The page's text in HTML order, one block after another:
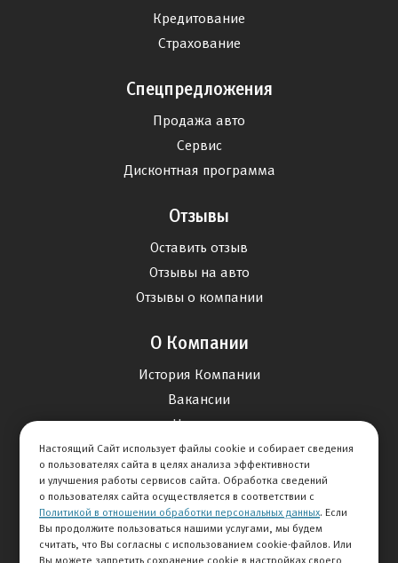
Кредитование
Страхование
Спецпредложения
Продажа авто
Сервис
Дисконтная программа
Отзывы
Оставить отзыв
Отзывы на авто
Отзывы о компании
О Компании
История Компании
Вакансии
Новости
Карта сайта
Контакты
Настоящий Сайт использует файлы cookie и собирает сведения
о пользователях сайта в целях анализа эффективности
и улучшения работы сервисов сайта. Обработка сведений
о пользователях сайта осуществляется в соответствии с
Политикой в отношении обработки персональных данных. Если
Вы продолжите пользоваться нашими услугами, мы будем
считать, что Вы согласны с использованием cookie-файлов. Или
Вы можете запретить сохранение cookie в настройках своего